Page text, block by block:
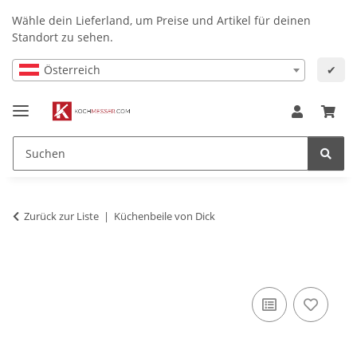
Wähle dein Lieferland, um Preise und Artikel für deinen
Standort zu sehen.
Österreich ✔
Zurück zur Liste Küchenbeile von Dick